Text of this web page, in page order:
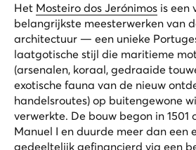
Het Mosteiro dos Jerónimos is een
belangrijkste meesterwerken van
architectuur — een unieke
laatgotische stijl die maritieme
(arsenalen, koraal, gedraaide
exotische fauna van de nieuw
handelsroutes) op buitengewone
verwerkte. De bouw begon in 1501
Manuel I en duurde meer dan een
gedeeltelijk gefinancierd via een